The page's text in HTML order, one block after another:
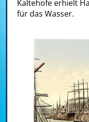
Kaltehofe erhielt
für das Wasser.